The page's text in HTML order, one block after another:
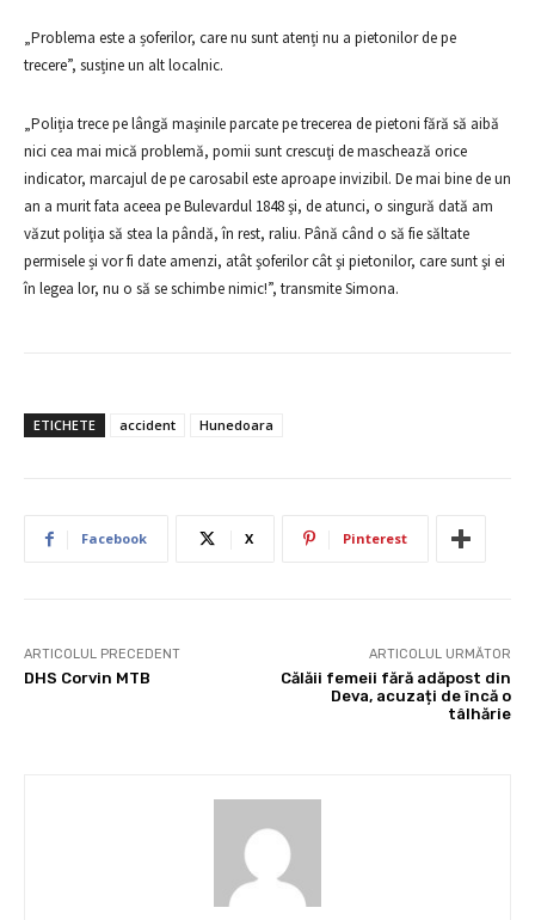
„Problema este a șoferilor, care nu sunt atenți nu a pietonilor de pe
trecere”, susține un alt localnic.
„Poliția trece pe lângă maşinile parcate pe trecerea de pietoni fără să aibă
nici cea mai mică problemă, pomii sunt crescuţi de maschează orice
indicator, marcajul de pe carosabil este aproape invizibil. De mai bine de un
an a murit fata aceea pe Bulevardul 1848 şi, de atunci, o singură dată am
văzut poliţia să stea la pândă, în rest, raliu. Până când o să fie săltate
permisele și vor fi date amenzi, atât şoferilor cât şi pietonilor, care sunt şi ei
în legea lor, nu o să se schimbe nimic!”, transmite Simona.
ETICHETE accident Hunedoara
Facebook X Pinterest
ARTICOLUL PRECEDENT
DHS Corvin MTB
ARTICOLUL URMĂTOR
Călăii femeii fără adăpost din
Deva, acuzați de încă o
tâlhărie